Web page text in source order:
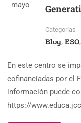
mayo
Categorías
Blog, ESO,
En este centro se
cofinanciadas por el
información puede
https://